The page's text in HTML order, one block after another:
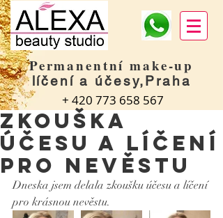
Permanentní make-up
líčení a účesy,Praha
+ 420 773 658 567
Zkouška
účesu a líčení
pro nevěstu
Dneska jsem delala zkoušku účesu a líčení
pro krásnou nevěstu.